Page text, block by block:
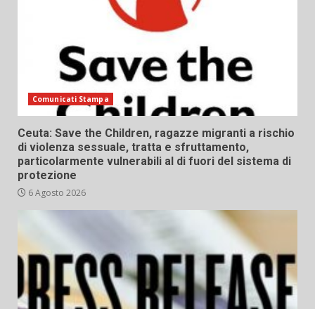
Comunicati Stampa
Ceuta: Save the Children, ragazze migranti a rischio
di violenza sessuale, tratta e sfruttamento,
particolarmente vulnerabili al di fuori del sistema di
protezione
6 Agosto 2026